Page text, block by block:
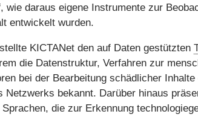
wie daraus eigene Instrumente zur
entwickelt wurden.
KICTANet den auf Daten gestützten
die Datenstruktur, Verfahren zur
bei der Bearbeitung schädlicher
Netzwerks bekannt. Darüber hinaus
die zur Erkennung